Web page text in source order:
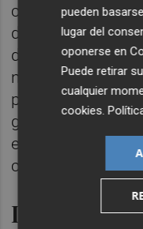
combatir la
dispuestos a
de provocar una
necesario evaluar
potencial, las
gobiernos y el
expectativas de
carteras en
Los bancos
pueden
lugar del
oponerse en
Puede retirar
cualquier
cookies .